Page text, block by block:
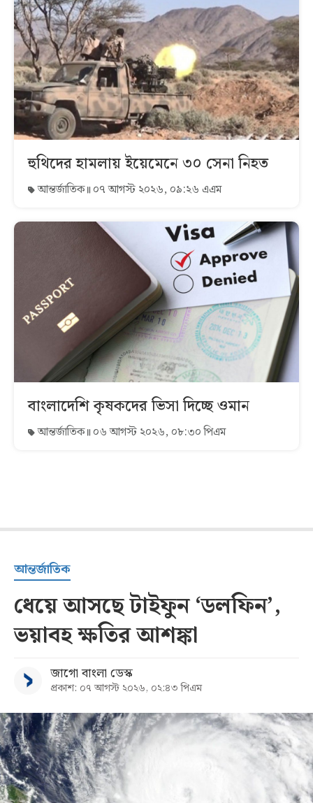
হুথিদের হামলায় ইয়েমেনে ৩০ সেনা নিহত
আন্তর্জাতিক ০৭ আগস্ট ২০২৬, ০৯:২৬ এএম
বাংলাদেশি কৃষকদের ভিসা দিচ্ছে ওমান
আন্তর্জাতিক ০৬ আগস্ট ২০২৬, ০৮:৩০ পিএম
আন্তর্জাতিক
ধেয়ে আসছে টাইফুন ‘ডলফিন’,
ভয়াবহ ক্ষতির আশঙ্কা
জাগো বাংলা ডেস্ক
প্রকাশ: ০৭ আগস্ট ২০২৬, ০২:৪৩ পিএম